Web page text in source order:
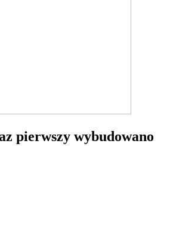
pierwszy wybudowano